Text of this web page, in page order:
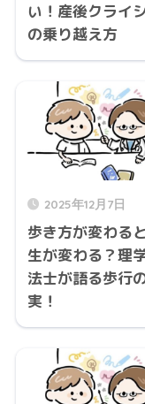
い！産後クライ
の乗り越え方
2025年12月7日
歩き方が変わる
生が変わる？理
法士が語る歩行
実！